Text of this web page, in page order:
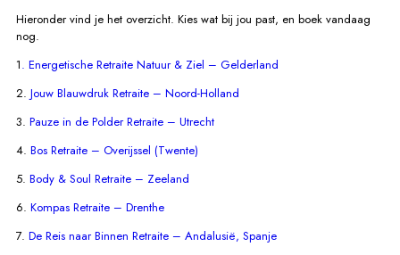
Hieronder vind je het overzicht. Kies wat bij jou past, en boek vandaag
nog.
1. Energetische Retraite Natuur & Ziel – Gelderland
2. Jouw Blauwdruk Retraite – Noord-Holland
3. Pauze in de Polder Retraite – Utrecht
4. Bos Retraite – Overijssel (Twente)
5. Body & Soul Retraite – Zeeland
6. Kompas Retraite – Drenthe
7. De Reis naar Binnen Retraite – Andalusië, Spanje